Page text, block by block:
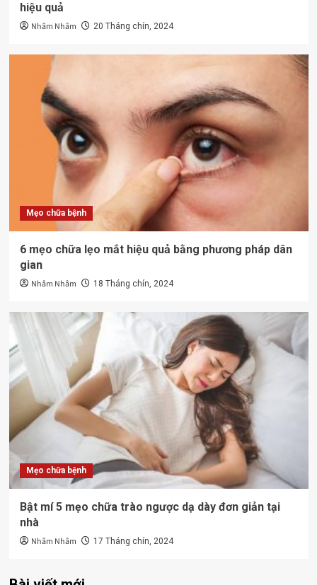
hiệu quả
Nhâm Nhâm 20 Tháng chín, 2024
Mẹo chữa bệnh
6 mẹo chữa lẹo mắt hiệu quả bằng phương pháp dân
gian
Nhâm Nhâm 18 Tháng chín, 2024
Mẹo chữa bệnh
Bật mí 5 mẹo chữa trào ngược dạ dày đơn giản tại
nhà
Nhâm Nhâm 17 Tháng chín, 2024